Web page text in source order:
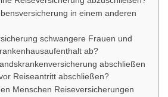
in einem anderen
schwangere Frauen und
ab?
abschließen
Reiseantritt abschließen?
Menschen Reiseversicherungen